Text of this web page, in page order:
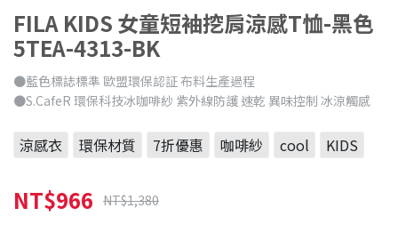
FILA KIDS 女童短袖挖肩涼感T恤-黑色
5TEA-4313-BK
●藍色標誌標準 歐盟環保認証 布料生產過程
●S.CafeR 環保科技冰咖啡紗 紫外線防護 速乾 異味控制 冰涼觸感
涼感衣 環保材質 7折優惠 咖啡紗 cool KIDS
NT$966 NT$1,380